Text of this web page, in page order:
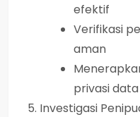
efektif
Verifikasi
aman
privasi data
Investigasi